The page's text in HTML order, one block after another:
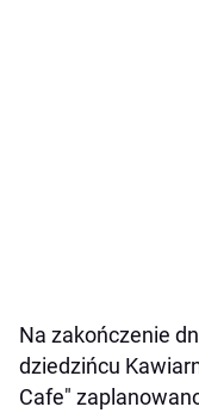
Na zakończenie
dziedzińcu
Cafe"